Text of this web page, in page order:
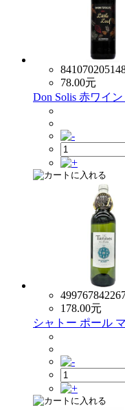
78.00元
Don Solis 赤ワイン
178.00元
シャトー ポール